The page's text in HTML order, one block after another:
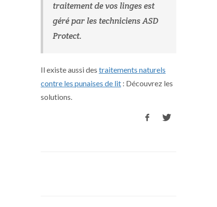
traitement de vos linges est
géré par les techniciens ASD
Protect.
Il existe aussi des traitements naturels
contre les punaises de lit : Découvrez les
solutions.